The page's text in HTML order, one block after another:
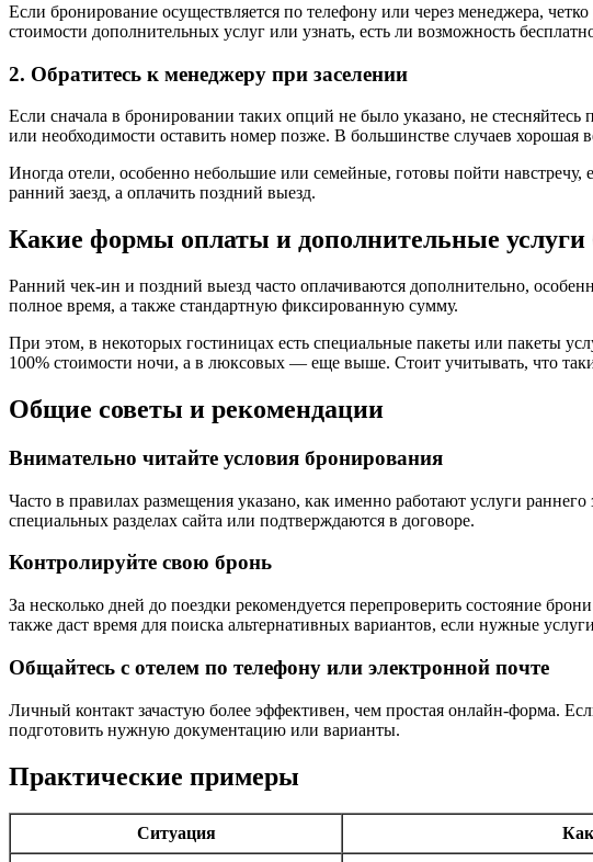
Если бронирование осуществляется по телефону или через менеджера,
стоимости дополнительных услуг или узнать, есть ли возможность
2. Обратитесь к менеджеру при заселении
Если сначала в бронировании таких опций не было указано, не
или необходимости оставить номер позже. В большинстве случаев
Иногда отели, особенно небольшие или семейные, готовы пойти навстречу,
ранний заезд, а оплачить поздний выезд.
Какие формы оплаты и дополнительные
Ранний чек-ин и поздний выезд часто оплачиваются дополнительно,
полное время, а также стандартную фиксированную сумму.
При этом, в некоторых гостиницах есть специальные пакеты или пакеты
100% стоимости ночи, а в люксовых — еще выше. Стоит учитывать, что
Общие советы и рекомендации
Внимательно читайте условия бронирования
Часто в правилах размещения указано, как именно работают услуги
специальных разделах сайта или подтверждаются в договоре.
Контролируйте свою бронь
За несколько дней до поездки рекомендуется перепроверить состояние
также даст время для поиска альтернативных вариантов, если нужные
Общайтесь с отелем по телефону или электронной почте
Личный контакт зачастую более эффективен, чем простая онлайн-форма.
подготовить нужную документацию или варианты.
Практические примеры
Ситуация